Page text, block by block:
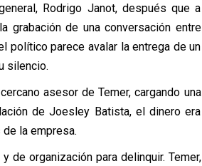
Rodrigo Janot, después que a
grabación de una conversación entre
político parece avalar la entrega de un
silencio.
asesor de Temer, cargando una
de Joesley Batista, el dinero era
la empresa.
de organización para delinquir. Temer,